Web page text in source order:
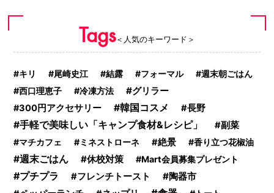
Tags＜人気のキーワード＞
キリ 尾崎史江 結露 フォーマル
週末朝ごはん
西口理恵子
冷凍方法 グリラー
300円アクセサリー 韓国コスメ 長野
手軽で美味しい「キャンプ食材&レシピ」 副菜
マチカフェ ミネストローネ 絶景 香り立つ花椒油
週末ごはん 休校対策 Mart会員募集プレゼント
プチプラ フレンチトースト 陶器市